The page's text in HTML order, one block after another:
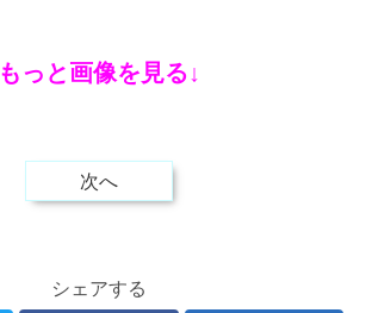
もっと画像を見る↓
次へ
シェアする